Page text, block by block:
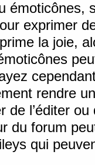
émoticônes,
exprimer
la joie,
rendre
de l’éditer
du forum
qui